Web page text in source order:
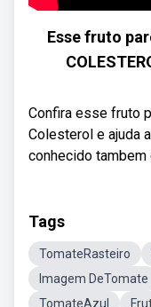
Esse fruto
Confira esse fruto
Colesterol e ajuda
conhecido tambem
Tags
TomateRasteiro
Imagem DeTomate
TomateAzul